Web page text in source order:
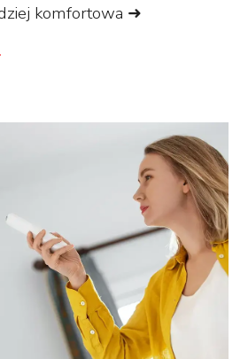
komfortowa ➜